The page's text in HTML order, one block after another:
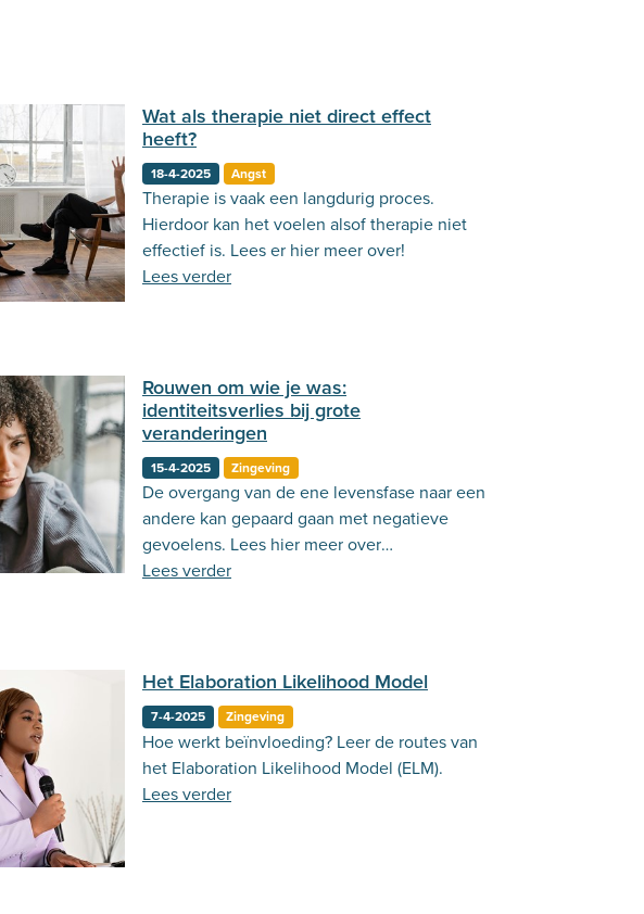
Wat als therapie niet direct effect
heeft?
18-4-2025 Angst
Therapie is vaak een langdurig proces.
Hierdoor kan het voelen alsof therapie niet
effectief is. Lees er hier meer over!
Lees verder
Rouwen om wie je was:
identiteitsverlies bij grote
veranderingen
15-4-2025 Zingeving
De overgang van de ene levensfase naar een
andere kan gepaard gaan met negatieve
gevoelens. Lees hier meer over
identiteitsverlies.
Lees verder
Het Elaboration Likelihood Model
7-4-2025 Zingeving
Hoe werkt beïnvloeding? Leer de routes van
het Elaboration Likelihood Model (ELM).
Lees verder